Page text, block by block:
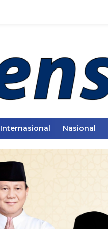
Internasional Nasional